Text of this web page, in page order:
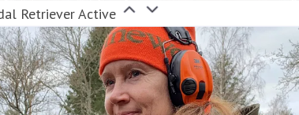
Retriever Active